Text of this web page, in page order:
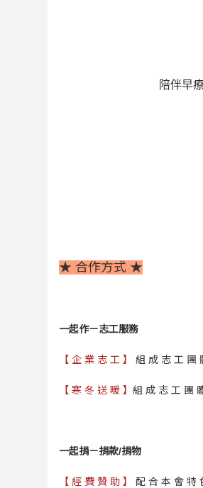
陪伴早
★ 合作方式 ★
一起作－志工服務
【 企 業 志 工 】 組 成 志 工 團
【 寒 冬 送 暖 】 組 成 志 工 團
一起捐－捐款/捐物
【 經 費 贊 助 】 配 合 本 會 特